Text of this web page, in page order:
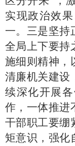
实现政治效
一。三是坚持
全局上下要持
施细则精神，
清廉机关建设
续深化开展
作，一体推进
干部职工要绷
矩意识，强化